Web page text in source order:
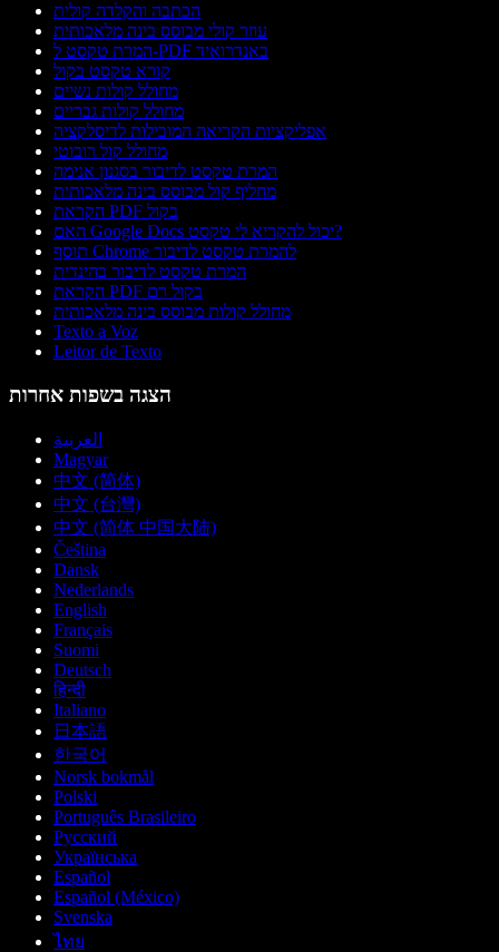
הכתבה והקלדה קולית
עוזר קולי מבוסס בינה מלאכותית
המרת טקסט ל-PDF באנדרואיד
קורא טקסט בקול
מחולל קולות נשיים
מחולל קולות גבריים
אפליקציות הקריאה המובילות לדיסלקציה
מחולל קול רובוטי
המרת טקסט לדיבור בסגנון אנימה
מחליף קול מבוסס בינה מלאכותית
הקראת PDF בקול
האם Google Docs יכול להקריא לי טקסט?
תוסף Chrome להמרת טקסט לדיבור
המרת טקסט לדיבור בהינדית
הקראת PDF בקול רם
מחולל קולות מבוסס בינה מלאכותית
Texto a Voz
Leitor de Texto
הצגה בשפות אחרות
العربية
Magyar
中文 (简体)
中文 (台灣)
中文 (简体 中国大陆)
Čeština
Dansk
Nederlands
English
Français
Suomi
Deutsch
हिन्दी
Italiano
日本語
한국어
Norsk bokmål
Polski
Português Brasileiro
Русский
Українська
Español
Español (México)
Svenska
ไทย